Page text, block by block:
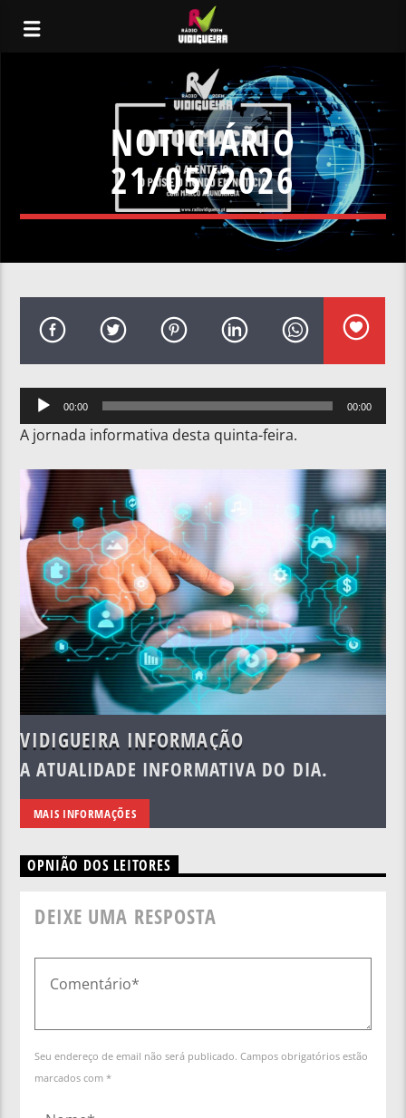
NOTICIÁRIO
21/05/2026
Reprodutor
de
áudio
00:00 00:00
A jornada informativa desta quinta-feira.
VIDIGUEIRA INFORMAÇÃO
A ATUALIDADE INFORMATIVA DO DIA.
MAIS INFORMAÇÕES
OPNIÃO DOS LEITORES
DEIXE UMA RESPOSTA
Seu endereço de email não será publicado. Campos obrigatórios estão
marcados com *